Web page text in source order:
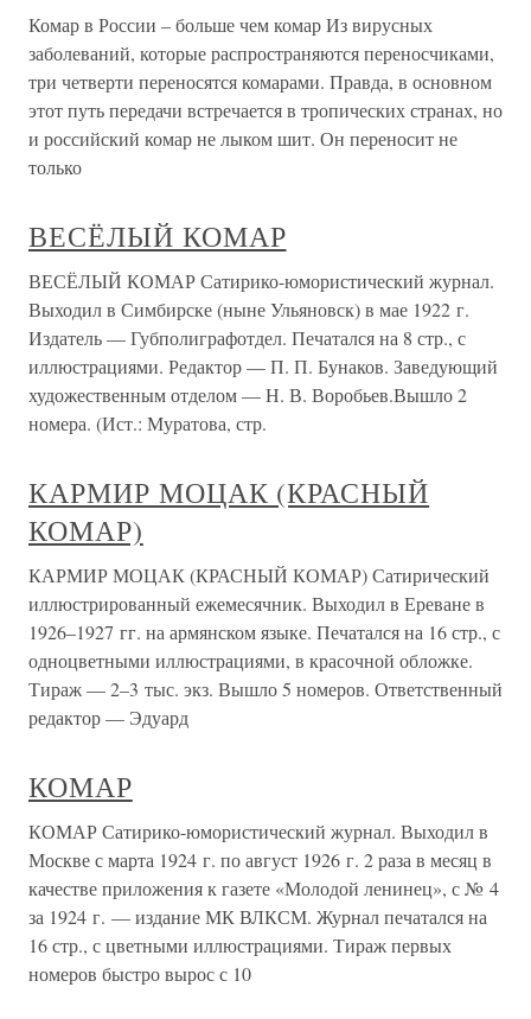
Комар в России – больше чем комар Из вирусных
заболеваний, которые распространяются переносчиками,
три четверти переносятся комарами. Правда, в основном
этот путь передачи встречается в тропических странах, но
и российский комар не лыком шит. Он переносит не
только
ВЕСЁЛЫЙ КОМАР
ВЕСЁЛЫЙ КОМАР Сатирико-юмористический журнал.
Выходил в Симбирске (ныне Ульяновск) в мае 1922 г.
Издатель — Губполиграфотдел. Печатался на 8 стр., с
иллюстрациями. Редактор — П. П. Бунаков. Заведующий
художественным отделом — Н. В. Воробьев.Вышло 2
номера. (Ист.: Муратова, стр.
КАРМИР МОЦАК (КРАСНЫЙ
КОМАР)
КАРМИР МОЦАК (КРАСНЫЙ КОМАР) Сатирический
иллюстрированный ежемесячник. Выходил в Ереване в
1926–1927 гг. на армянском языке. Печатался на 16 стр., с
одноцветными иллюстрациями, в красочной обложке.
Тираж — 2–3 тыс. экз. Вышло 5 номеров. Ответственный
редактор — Эдуард
КОМАР
КОМАР Сатирико-юмористический журнал. Выходил в
Москве с марта 1924 г. по август 1926 г. 2 раза в месяц в
качестве приложения к газете «Молодой ленинец», с № 4
за 1924 г. — издание МК ВЛКСМ. Журнал печатался на
16 стр., с цветными иллюстрациями. Тираж первых
номеров быстро вырос с 10